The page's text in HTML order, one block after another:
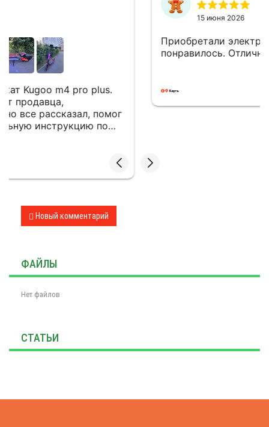
Приобретали электросамокат. Всё очень
понравилось. Отличные сотрудники!
ФАЙЛЫ
СТАТЬИ